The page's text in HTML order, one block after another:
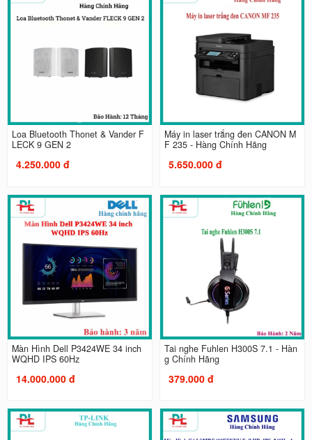
Loa Bluetooth Thonet & Vander F
LECK 9 GEN 2
4.250.000 đ
Máy in laser trắng đen CANON M
F 235 - Hàng Chính Hãng
5.650.000 đ
Màn Hình Dell P3424WE 34 inch
WQHD IPS 60Hz
14.000.000 đ
Tai nghe Fuhlen H300S 7.1 - Hàn
g Chính Hãng
379.000 đ